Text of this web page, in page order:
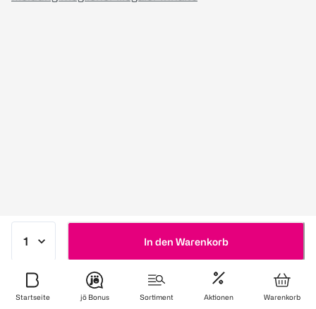
In den Warenkorb
Startseite jö Bonus Sortiment Aktionen Warenkorb